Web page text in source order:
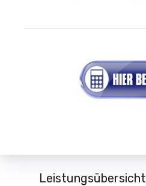
Leistungsübersicht